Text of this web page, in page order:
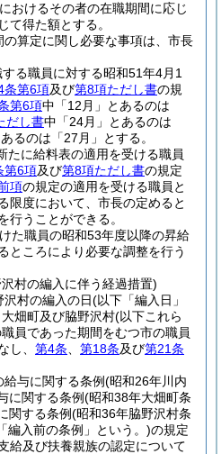
おけるその者の在職期間に応じ
て得た額とする。
の算定に関し必要な事項は、市長
る職員に対する昭和51年4月1
条第6項及び第8項ただし書の規
第6項中「12月」とあるのは
だし書中「24月」とあるのは
るのは「27月」とする。
たに給料表の適用を受ける職員
第6項及び第8項ただし書の規定
項の規定の適用を受ける職員と
限度において、市長の定めると
行うことができる。
た職員の昭和53年度以降の昇給
ところにより必要な調整を行う
村の編入に伴う経過措置)
沢村の編入の日(以下「編入日」
畑町及び脇野沢村(以下これら
員であった期間をむつ市の職員
し、 第4条 第18条及び第21条
与に関する条例(昭和26年川内
に関する条例(昭和38年大畑町条
関する条例(昭和36年脇野沢村条
編入前の条例」という。)の規定
給及び扶養親族の認定について